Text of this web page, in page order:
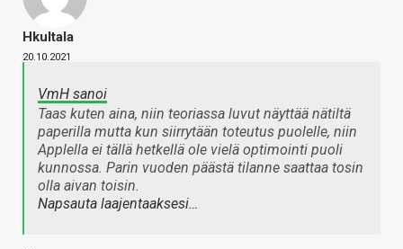
Hkultala
20.10.2021
VmH sanoi
Taas kuten aina, niin teoriassa luvut näyttää nätiltä
paperilla mutta kun siirrytään toteutus puolelle, niin
Applella ei tällä hetkellä ole vielä optimointi puoli
kunnossa. Parin vuoden päästä tilanne saattaa tosin
olla aivan toisin.
Napsauta laajentaaksesi…